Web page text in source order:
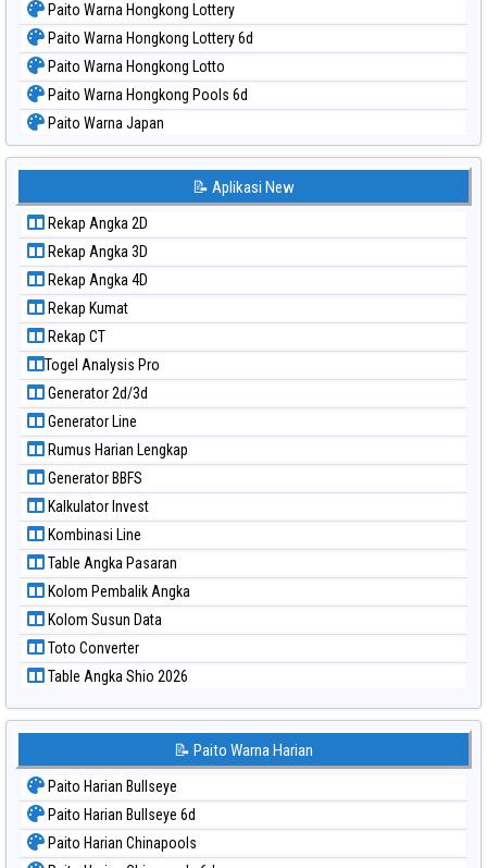
Paito Warna Hongkong Lottery
Paito Warna Hongkong Lottery 6d
Paito Warna Hongkong Lotto
Paito Warna Hongkong Pools 6d
Paito Warna Japan
Paito Warna Japan 6d
Paito Warna Kuda Lari
Paito Warna Magnum Cambodia
Paito Warna Nagoya
Paito Warna New York Midday
Paito Warna North Carolina Day
Paito Warna Pcso
Paito Warna Pennsylvania Day
Paito Warna Sao Paulo
Paito Warna Singapore
Paito Warna Sydney
Paito Warna Sydney Lottery
Paito Warna Sydney Lottery 6d
Paito Warna Sydney Lotto
Paito Warna Sydney Pools 6d
Paito Warna Taipei
Paito Warna Taiwan
📝 Aplikasi New
Rekap Angka 2D
Rekap Angka 3D
Rekap Angka 4D
Rekap Kumat
Rekap CT
Togel Analysis Pro
Generator 2d/3d
Generator Line
Rumus Harian Lengkap
Generator BBFS
Kalkulator Invest
Kombinasi Line
Table Angka Pasaran
Kolom Pembalik Angka
Kolom Susun Data
Toto Converter
Table Angka Shio 2026
📝 Paito Warna Harian
Paito Harian Bullseye
Paito Harian Bullseye 6d
Paito Harian Chinapools